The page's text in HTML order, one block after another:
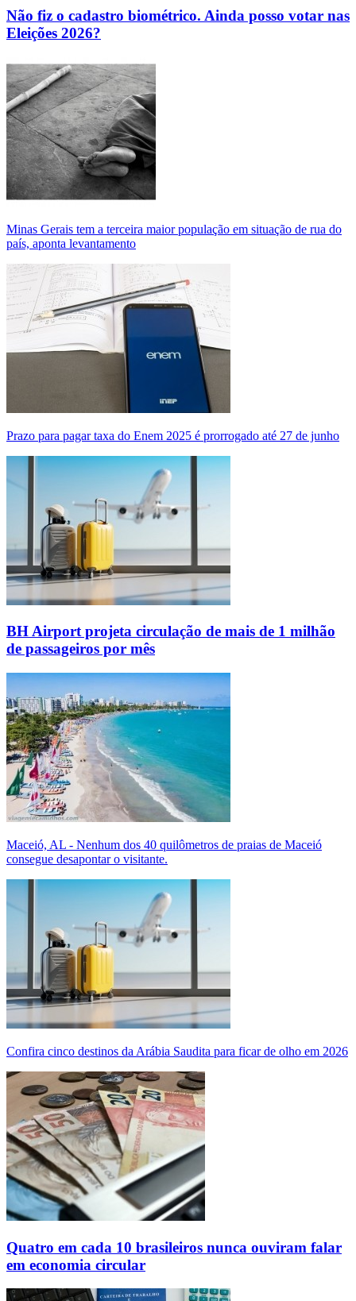
Não fiz o cadastro biométrico. Ainda posso votar nas
Eleições 2026?
Minas Gerais tem a terceira maior população em situação de rua do
país, aponta levantamento
Prazo para pagar taxa do Enem 2025 é prorrogado até 27 de junho
BH Airport projeta circulação de mais de 1 milhão
de passageiros por mês
Maceió, AL - Nenhum dos 40 quilômetros de praias de Maceió
consegue desapontar o visitante.
Confira cinco destinos da Arábia Saudita para ficar de olho em 2026
Quatro em cada 10 brasileiros nunca ouviram falar
em economia circular